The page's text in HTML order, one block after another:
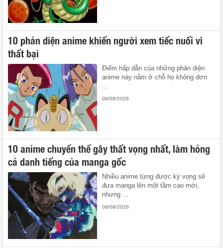
10 phản diện anime khiến người xem tiếc nuối vì
thất bại
Điểm hấp dẫn của những phản diện
anime này nằm ở chỗ họ không đơn
...
08/08/2026
10 anime chuyển thể gây thất vọng nhất, làm hỏng
cả danh tiếng của manga gốc
Nhiều anime từng được kỳ vọng sẽ
đưa manga lên một tầm cao mới,
nhưng ...
08/08/2026